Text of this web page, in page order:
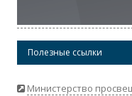
Полезные ссылки
Министерство